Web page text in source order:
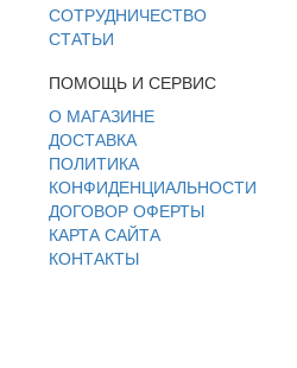
СОТРУДНИЧЕСТВО
СТАТЬИ
ПОМОЩЬ И СЕРВИС
О МАГАЗИНЕ
ДОСТАВКА
ПОЛИТИКА
КОНФИДЕНЦИАЛЬНОСТИ
ДОГОВОР ОФЕРТЫ
КАРТА САЙТА
КОНТАКТЫ